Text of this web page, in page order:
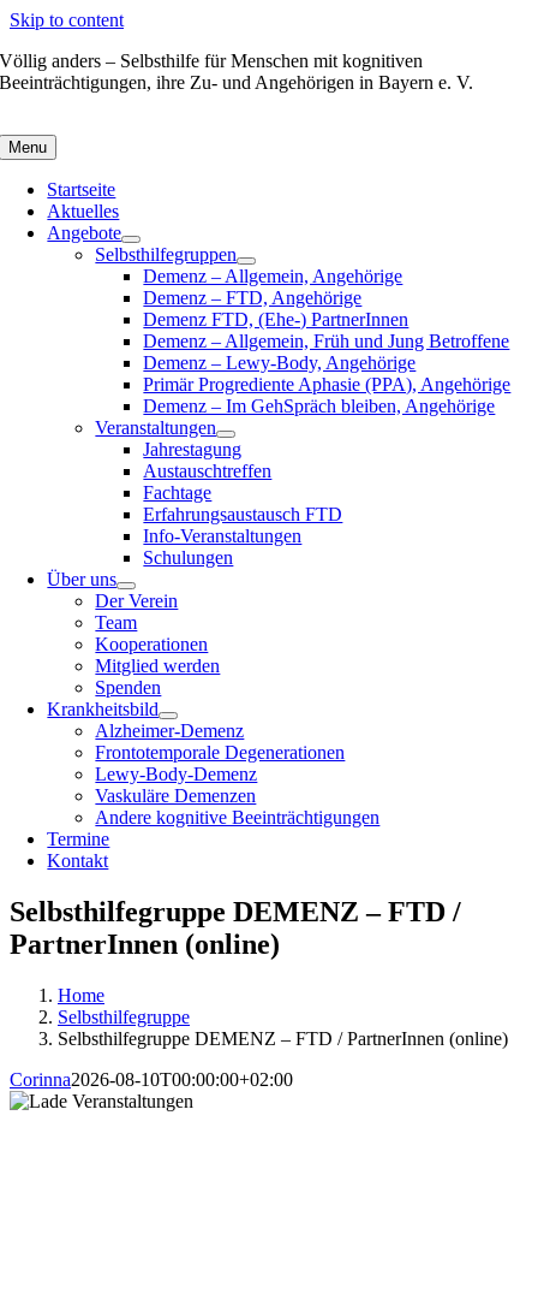
Skip to content
Völlig anders – Selbsthilfe für Menschen mit kognitiven
Beeinträchtigungen, ihre Zu- und Angehörigen in Bayern e. V.
Menu
Startseite
Aktuelles
Angebote
Selbsthilfegruppen
Demenz – Allgemein, Angehörige
Demenz – FTD, Angehörige
Demenz FTD, (Ehe-) PartnerInnen
Demenz – Allgemein, Früh und Jung Betroffene
Demenz – Lewy-Body, Angehörige
Primär Progrediente Aphasie (PPA), Angehörige
Demenz – Im GehSpräch bleiben, Angehörige
Veranstaltungen
Jahrestagung
Austauschtreffen
Fachtage
Erfahrungsaustausch FTD
Info-Veranstaltungen
Schulungen
Über uns
Der Verein
Team
Kooperationen
Mitglied werden
Spenden
Krankheitsbild
Alzheimer-Demenz
Frontotemporale Degenerationen
Lewy-Body-Demenz
Vaskuläre Demenzen
Andere kognitive Beeinträchtigungen
Termine
Kontakt
Selbsthilfegruppe DEMENZ – FTD /
PartnerInnen (online)
Home
Selbsthilfegruppe
Selbsthilfegruppe DEMENZ – FTD / PartnerInnen (online)
Corinna2026-08-10T00:00:00+02:00